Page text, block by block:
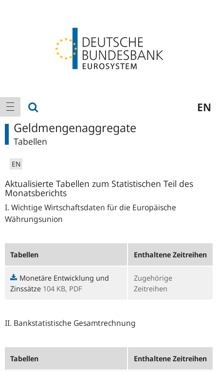
Hauptnavigation
Navigation anzeigen EN
Geldmengenaggregate
Tabellen
EN
Aktualisierte Tabellen zum Statistischen Teil des
Monatsberichts
I. Wichtige Wirtschaftsdaten für die Europäische
Währungsunion
Tabellen Enthaltene Zeitreihen
Monetäre Entwicklung und
Zinssätze 104 KB, PDF
Zugehörige
Zeitreihen
II. Bankstatistische Gesamtrechnung
Tabellen Enthaltene Zeitreihen